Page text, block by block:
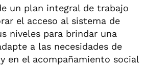
un plan integral de trabajo
el acceso al sistema de
niveles para brindar una
a las necesidades de
en el acompañamiento social